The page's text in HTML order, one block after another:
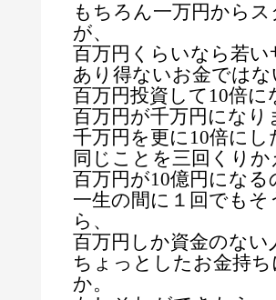
もちろん一万円から
が、
百万円くらいなら若
あり得ないお金では
百万円投資して10倍
百万円が千万円になり
千万円を更に10倍に
同じことを三回くり
百万円が10億円になる
一生の間に１回でも
ら、
百万円しか資金のない
ちょっとしたお金持
か。